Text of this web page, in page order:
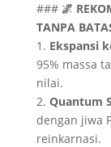
### 🌌
TANPA
1. Ekspansi
95% massa
nilai.
2. Quantum
dengan jiwa
reinkarnasi.